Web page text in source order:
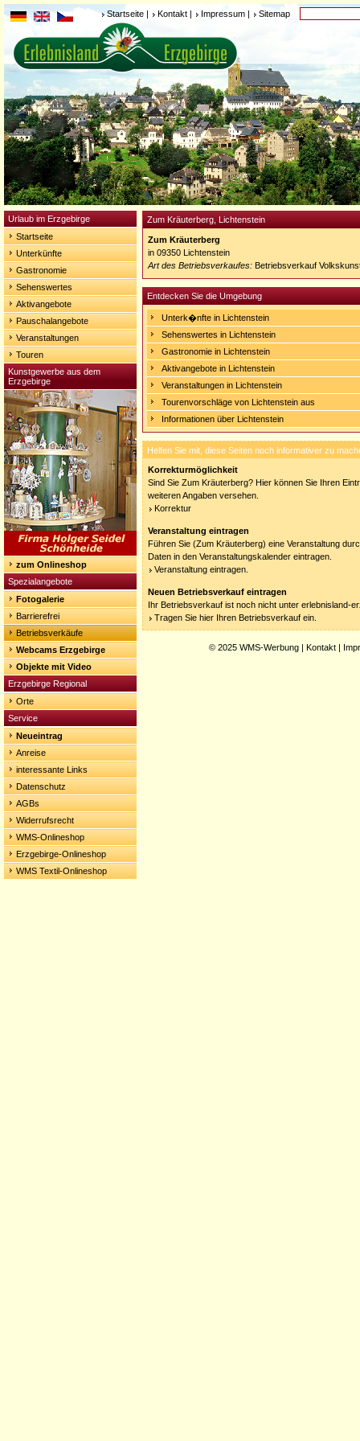
Startseite | Kontakt | Impressum | Sitemap
Urlaub im Erzgebirge
Startseite
Unterkünfte
Gastronomie
Sehenswertes
Aktivangebote
Pauschalangebote
Veranstaltungen
Touren
Kunstgewerbe aus dem
Erzgebirge
zum Onlineshop
Spezialangebote
Fotogalerie
Barrierefrei
Betriebsverkäufe
Webcams Erzgebirge
Objekte mit Video
Erzgebirge Regional
Orte
Service
Neueintrag
Anreise
interessante Links
Datenschutz
AGBs
Widerrufsrecht
WMS-Onlineshop
Erzgebirge-Onlineshop
WMS Textil-Onlineshop
Zum Kräuterberg, Lichtenstein
Zum Kräuterberg
in 09350 Lichtenstein
Art des Betriebsverkaufes: Betriebsverkauf
Entdecken Sie die Umgebung
Unterk�nfte in Lichtenstein
Sehenswertes in Lichtenstein
Gastronomie in Lichtenstein
Aktivangebote in Lichtenstein
Veranstaltungen in Lichtenstein
Tourenvorschläge von Lichtenstein aus
Informationen über Lichtenstein
Helfen Sie mit, diese Seiten noch informativer zu
Korrekturmöglichkeit
Sind Sie Zum Kräuterberg? Hier können Sie Ihren
weiteren Angaben versehen.
Korrektur
Veranstaltung eintragen
Führen Sie (Zum Kräuterberg) eine Veranstaltung
Daten in den Veranstaltungskalender eintragen.
Veranstaltung eintragen.
Neuen Betriebsverkauf eintragen
Ihr Betriebsverkauf ist noch nicht unter erlebnisland-
Tragen Sie hier Ihren Betriebsverkauf ein.
© 2025 WMS-Werbung | Kontakt |